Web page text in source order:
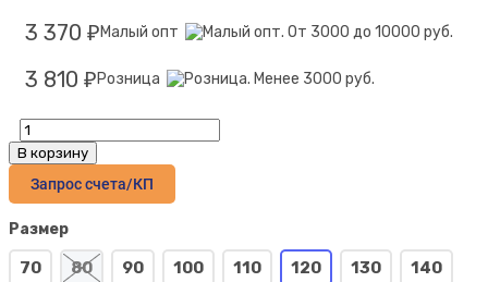
3 370 ₽ Малый опт
3 810 ₽ Розница
В корзину
Запрос счета/КП
Размер
70 80 90 100 110 120 130 140